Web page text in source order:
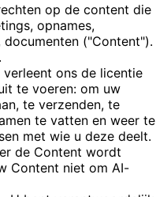
op de content die
opnames,
("Content").
verleent ons de licentie
te voeren: om uw
te verzenden, te
te vatten en weer te
met wie u deze deelt.
de Content wordt
Content niet om AI-